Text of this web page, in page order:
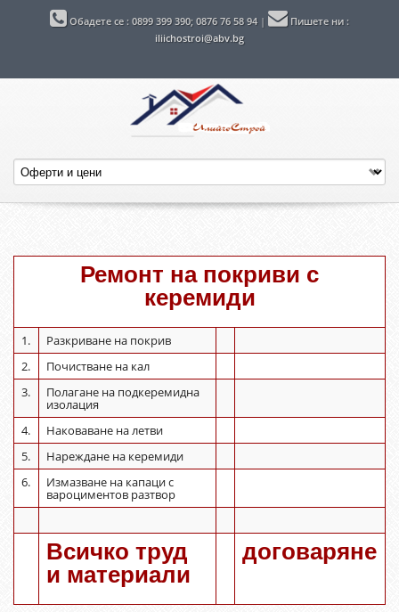
Обадете се : 0899 399 390; 0876 76 58 94|
Пишете ни :
iliichostroi@abv.bg
Ремонт на покриви с
керемиди
1.
Разкриване на покрив
2.
Почистване на кал
3.
Полагане на подкеремидна
изолация
4.
Наковаване на летви
5.
Нареждане на керемиди
6.
Измазване на капаци с
вароциментов разтвор
Всичко труд
и материали
договаряне